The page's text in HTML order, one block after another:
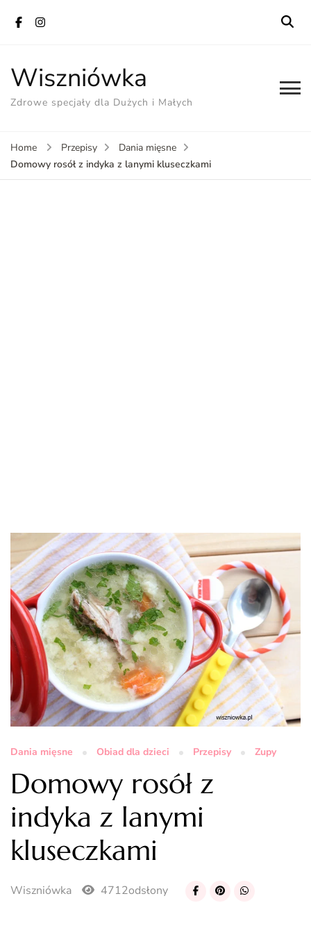
Wiszniówka
Zdrowe specjały dla Dużych i Małych
Home Przepisy
Dania mięsne
Domowy rosół z indyka z lanymi kluseczkami
Dania mięsne Obiad dla dzieci Przepisy Zupy
Domowy rosół z
indyka z lanymi
kluseczkami
Wiszniówka 4712odsłony